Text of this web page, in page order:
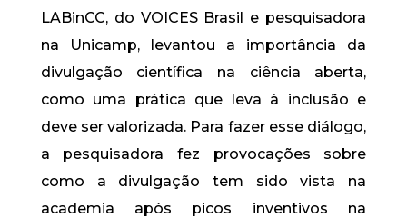
LABinCC, do VOICES Brasil e pesquisadora
na Unicamp, levantou a importância da
divulgação científica na ciência aberta,
como uma prática que leva à inclusão e
deve ser valorizada. Para fazer esse diálogo,
a pesquisadora fez provocações sobre
como a divulgação tem sido vista na
academia após picos inventivos na